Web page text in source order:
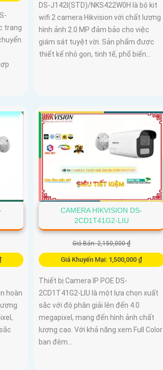
trang
DS-J142I(STD)/NKS422W0H là bộ kit
wifi 2 camera Hikvision với chất lượng
hình ảnh 2.0 MP đảm bảo cho việc
giám sát tuyệt vời. Sản phẩm được
thiết kế nhỏ gọn, tinh tế, phổ biến...
hoàn
CAMERA HIKVISION DS-
2CD1T41G2-LIU
Giá Bán: 2,150,000 ₫
Giá Khuyến Mại: 1,500,000 ₫
Thiết bị Camera IP POE DS-
2CD1T41G2-LIU là một lựa chọn xuất
sắc với độ phân giải lên đến 4.0
megapixel, mang đến hình ảnh chất
lượng cao. Với khả năng xem Full Color
ban đêm...